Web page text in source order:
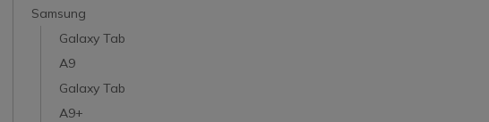
Samsung
Galaxy Tab
A9
Galaxy Tab
A9+